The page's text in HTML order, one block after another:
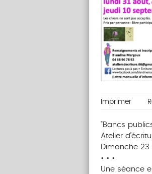
Imprimer
"Bancs
Atelier
Dimanche 23
• • •
Une séance